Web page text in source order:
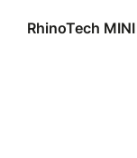
RhinoTech